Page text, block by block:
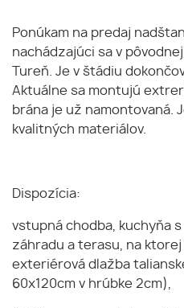
Ponúkam na predaj
nachádzajúci sa v
Tureň. Je v štádiu
Aktuálne sa montujú
brána je už namontovaná.
kvalitných materiálov.
Dispozícia:
vstupná chodba, kuchyňa
záhradu a terasu, na
exteriérová dlažba
60x120cm v hrúbke 2cm),